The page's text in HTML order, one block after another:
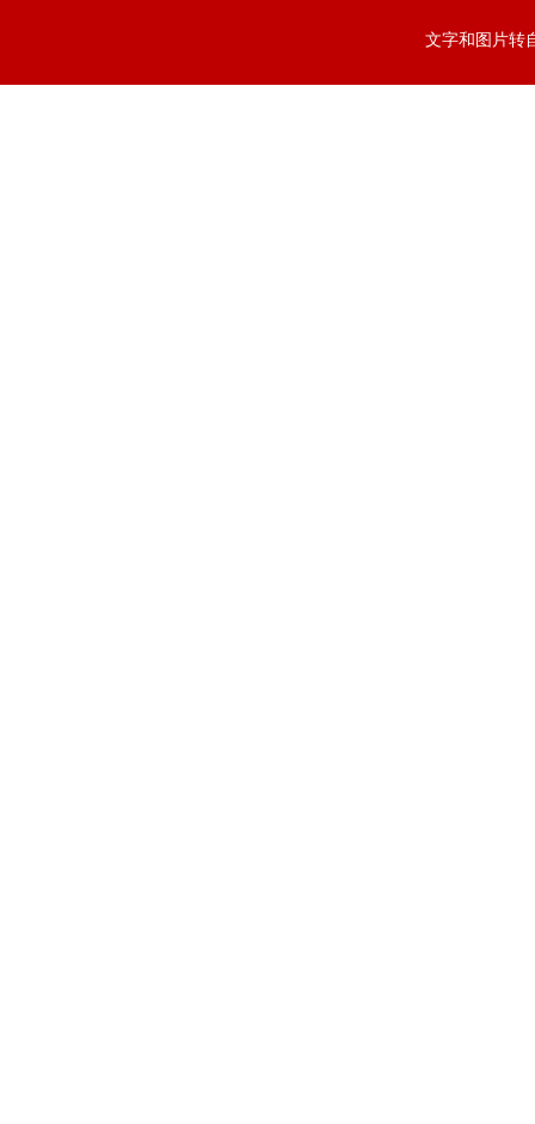
文字和图片转